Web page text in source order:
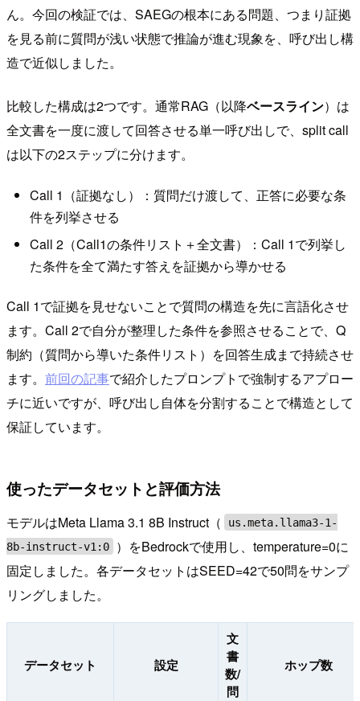
ん。今回の検証では、SAEGの根本にある問題、つまり証拠
を見る前に質問が浅い状態で推論が進む現象を、呼び出し構
造で近似しました。
比較した構成は2つです。通常RAG（以降ベースライン）は
全文書を一度に渡して回答させる単一呼び出しで、split call
は以下の2ステップに分けます。
Call 1（証拠なし）：質問だけ渡して、正答に必要な条
件を列挙させる
Call 2（Call1の条件リスト＋全文書）：Call 1で列挙し
た条件を全て満たす答えを証拠から導かせる
Call 1で証拠を見せないことで質問の構造を先に言語化させ
ます。Call 2で自分が整理した条件を参照させることで、Q
制約（質問から導いた条件リスト）を回答生成まで持続させ
ます。 前回の記事で紹介したプロンプトで強制するアプロー
チに近いですが、呼び出し自体を分割することで構造として
保証しています。
使ったデータセットと評価方法
モデルはMeta Llama 3.1 8B Instruct（
us.meta.llama3-1-
8b-instruct-v1:0
）をBedrockで使用し、temperature=0に
固定しました。各データセットはSEED=42で50問をサンプ
リングしました。
データセット 設定
文
書
数/
問
ホップ数